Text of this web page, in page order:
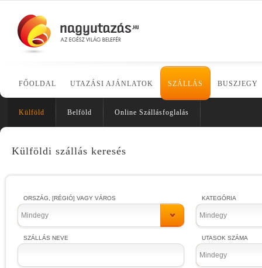
FŐOLDAL UTAZÁSI AJÁNLATOK SZÁLLÁS BUSZJEGY
Külföld Belföld Online Szállásfoglalás
Külföldi szállás keresés
ORSZÁG, [RÉGIÓ] VAGY VÁROS
Mindegy
SZÁLLÁS NEVE
KATEGÓRIA
Mindegy
UTASOK SZÁMA
Mindegy